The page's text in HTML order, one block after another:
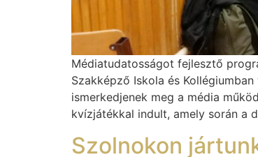
Médiatudatosságot fejlesztő
Szakképző Iskola és
ismerkedjenek meg a média
kvízjátékkal indult, amely során a
Szolnokon